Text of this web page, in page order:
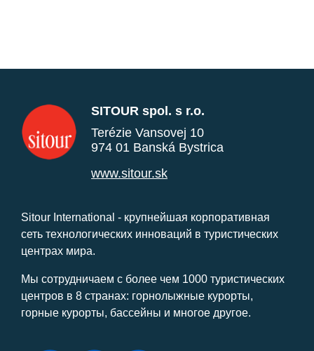
SITOUR spol. s r.o.
Terézie Vansovej 10
974 01 Banská Bystrica
www.sitour.sk
Sitour International - крупнейшая корпоративная
сеть технологических инноваций в туристических
центрах мира.
Мы сотрудничаем с более чем 1000 туристических
центров в 8 странах: горнолыжные курорты,
горные курорты, бассейны и многое другое.